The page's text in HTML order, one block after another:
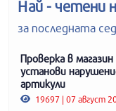
Най - четени
за последната
Проверка в
установи
артикули
19697 | 07 август